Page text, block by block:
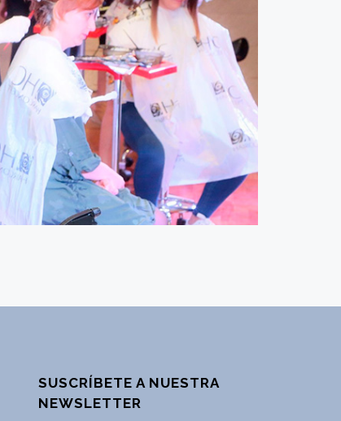
SUSCRÍBETE A NUESTRA
NEWSLETTER